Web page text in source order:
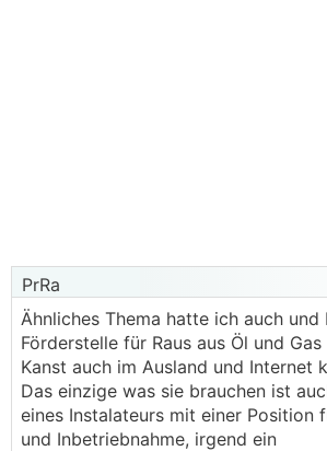
PrRa
Ähnliches Thema hatte ich auch und
Förderstelle für Raus aus Öl und
Kanst auch im Ausland und Internet
Das einzige was sie brauchen ist
eines Instalateurs mit einer Position
und Inbetriebnahme, irgend ein